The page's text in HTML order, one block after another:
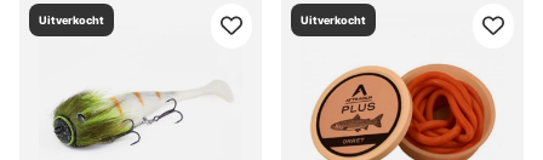
Uitverkocht Uitverkocht